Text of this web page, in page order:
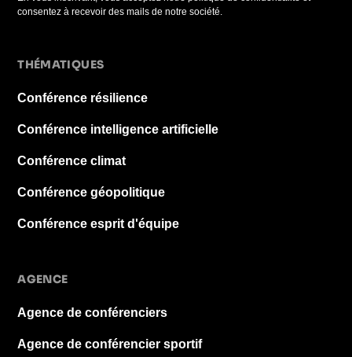
consentez à recevoir des mails de notre société.
THÉMATIQUES
Conférence résilience
Conférence intelligence artificielle
Conférence climat
Conférence géopolitique
Conférence esprit d'équipe
AGENCE
Agence de conférenciers
Agence de conférencier sportif